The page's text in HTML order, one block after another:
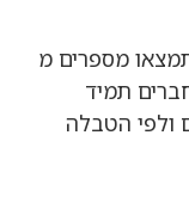
מספרים מ
תמיד
ולפי הטבלה